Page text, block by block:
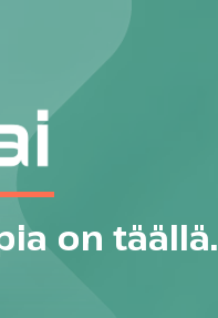
on täällä.